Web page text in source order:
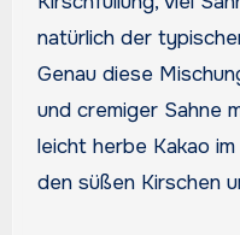
natürlich der
Genau diese
und cremiger Sahne
leicht herbe Kakao
den süßen Kirschen